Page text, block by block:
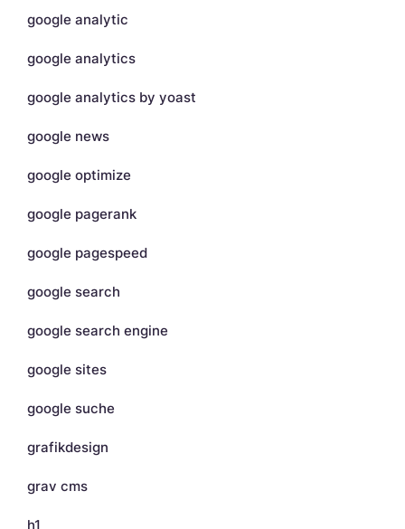
google analytic
google analytics
google analytics by yoast
google news
google optimize
google pagerank
google pagespeed
google search
google search engine
google sites
google suche
grafikdesign
grav cms
h1